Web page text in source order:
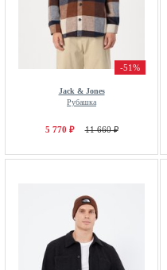
-51%
Jack & Jones
Рубашка
5 770 ₽ 11 660 ₽